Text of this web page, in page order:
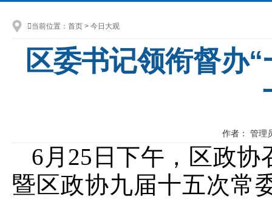
当前位置： 首页 > 今日大观
区委书记领衔督办
作者： 管
6月25日下午，区政
暨区政协九届十五次常